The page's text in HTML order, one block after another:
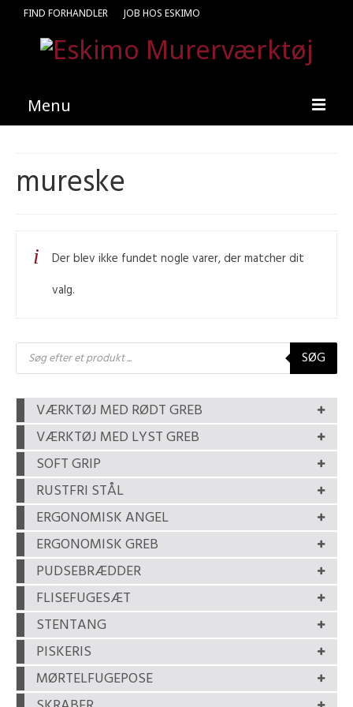
FIND FORHANDLER JOB HOS ESKIMO
Menu
Produkter
Kontakt
mureske
Der blev ikke fundet nogle varer, der matcher dit
valg.
Products
search SØG
VÆRKTØJ MED RØDT GREB
VÆRKTØJ MED LYST GREB
SOFT GRIP
RUSTFRI STÅL
ERGONOMISK ANGEL
ERGONOMISK GREB
PUDSEBRÆDDER
FLISEFUGESÆT
STENTANG
PISKERIS
MØRTELFUGEPOSE